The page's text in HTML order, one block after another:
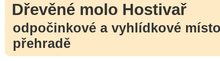
Dřevěné molo Hostivař
odpočinkové a vyhlídkové
přehradě